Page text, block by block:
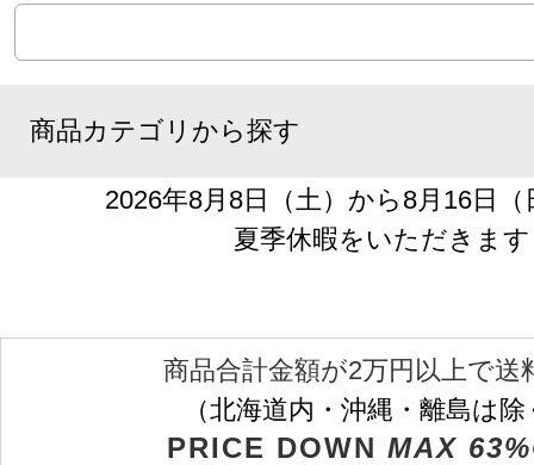
商品カテゴリから探す
2026年8月8日（土）から8月16日
夏季休暇をいただきます
商品合計金額が2万円以上で送
（北海道内・沖縄・離島は
PRICE DOWN MAX